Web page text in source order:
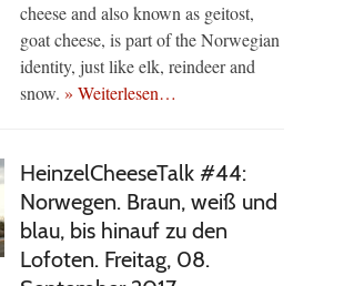
cheese and also known as geitost,
goat cheese, is part of the Norwegian
identity, just like elk, reindeer and
snow. » Weiterlesen…
HeinzelCheeseTalk #44:
Norwegen. Braun, weiß und
blau, bis hinauf zu den
Lofoten. Freitag, 08.